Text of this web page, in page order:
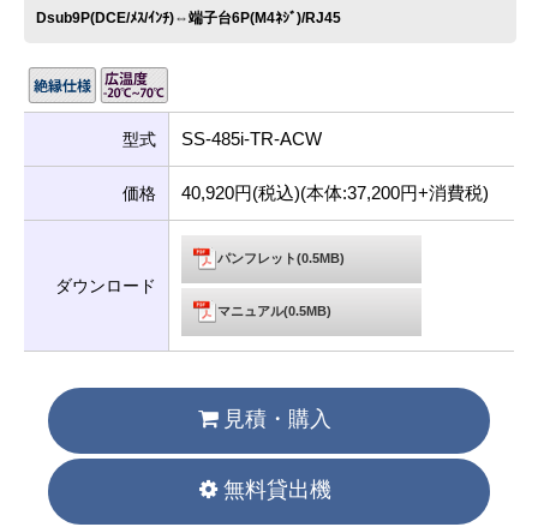
Dsub9P(DCE/ﾒｽ/ｲﾝﾁ)⇔端子台6P(M4ﾈｼﾞ)/RJ45
型式 SS-485i-TR-ACW
価格 40,920円(税込)(本体:37,200円+消費税)
ダウンロード
パンフレット(0.5MB)
マニュアル(0.5MB)
見積・購入
無料貸出機